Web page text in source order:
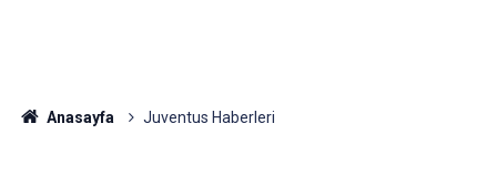
Anasayfa Juventus Haberleri